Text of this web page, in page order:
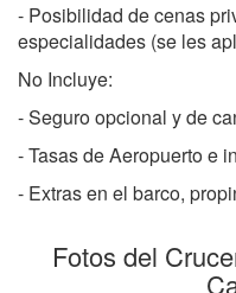
- Posibilidad de cenas
especialidades (se les
No Incluye:
- Seguro opcional y de
- Tasas de Aeropuerto e
- Extras en el barco,
Fotos del